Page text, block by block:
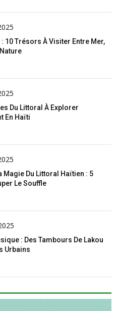
: 10 Trésors À Visiter Entre Mer,
Du Littoral À Explorer
En Haïti
Magie Du Littoral Haïtien : 5
Le Souffle
: Des Tambours De Lakou
Urbains